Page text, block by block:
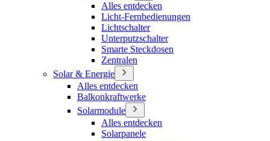
Alles entdecken
Licht-Fernbedienungen
Lichtschalter
Unterputzschalter
Smarte Steckdosen
Zentralen
Solar & Energie
Alles entdecken
Balkonkraftwerke
Solarmodule
Alles entdecken
Solarpanele